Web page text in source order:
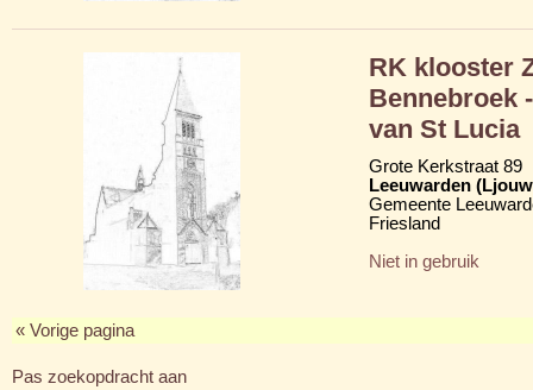
RK klooster
Bennebroek
van St Lucia
Grote Kerkstraat 89
Leeuwarden
Gemeente
Friesland
Niet in gebruik
« Vorige pagina
Pas zoekopdracht aan